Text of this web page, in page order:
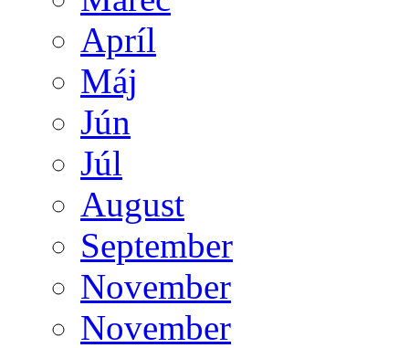
Apríl
Máj
Jún
Júl
August
September
November
November